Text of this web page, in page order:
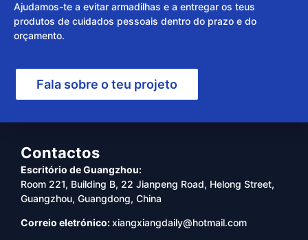
Ajudamos-te a evitar armadilhas e a entregar os teus
produtos de cuidados pessoais dentro do prazo e do
orçamento.
Fala sobre o teu projeto
Contactos
Escritório de Guangzhou:
Room 221, Building B, 22 Jianpeng Road, Helong Street,
Guangzhou, Guangdong, China
Correio eletrónico:xiangxiangdaily@hotmail.com